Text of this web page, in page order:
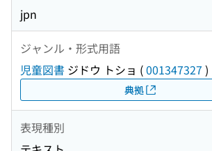
jpn
ジャンル・形式用語
児童図書 ジドウ トショ (001347327 )
典拠
表現種別